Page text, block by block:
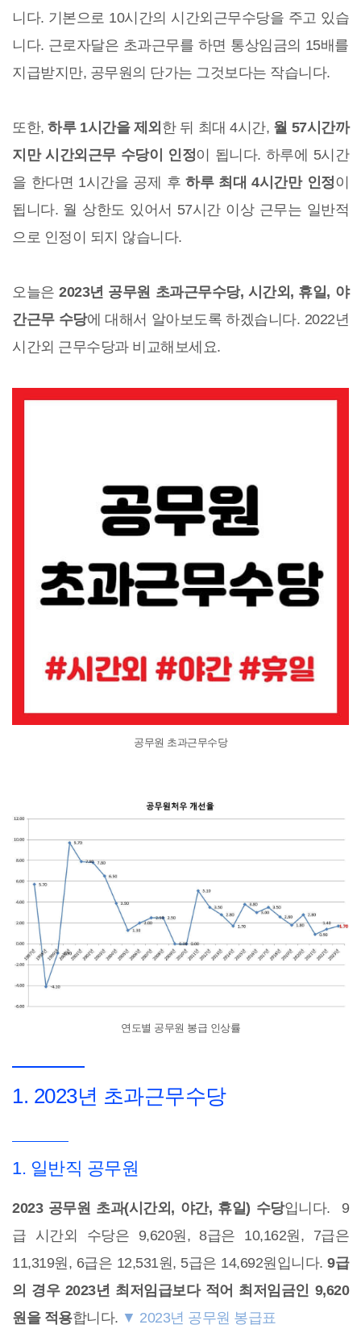
니다. 기본으로 10시간의 시간외근무수당을 주고 있습
니다. 근로자달은 초과근무를 하면 통상임금의 15배를
지급받지만, 공무원의 단가는 그것보다는 작습니다.
또한,하루 1시간을 제외 한 뒤 최대 4시간, 월 57시간까
지만 시간외근무 수당이 인정이 됩니다. 하루에 5시간
을 한다면 1시간을 공제 후하루 최대 4시간만 인정이
됩니다. 월 상한도 있어서 57시간 이상 근무는 일반적
으로 인정이 되지 않습니다.
오늘은 2023년 공무원 초과근무수당, 시간외, 휴일, 야
간근무 수당에 대해서 알아보도록 하겠습니다. 2022년
시간외 근무수당과 비교해보세요.
공무원 초과근무수당
연도별 공무원 봉급 인상률
1. 2023년 초과근무수당
1. 일반직 공무원
2023 공무원 초과(시간외, 야간, 휴일) 수당입니다. 9
급 시간외 수당은 9,620원, 8급은 10,162원, 7급은
11,319원, 6급은 12,531원, 5급은 14,692원입니다. 9급
의 경우 2023년 최저임급보다 적어 최저임금인 9,620
원을 적용합니다. ▼ 2023년 공무원 봉급표